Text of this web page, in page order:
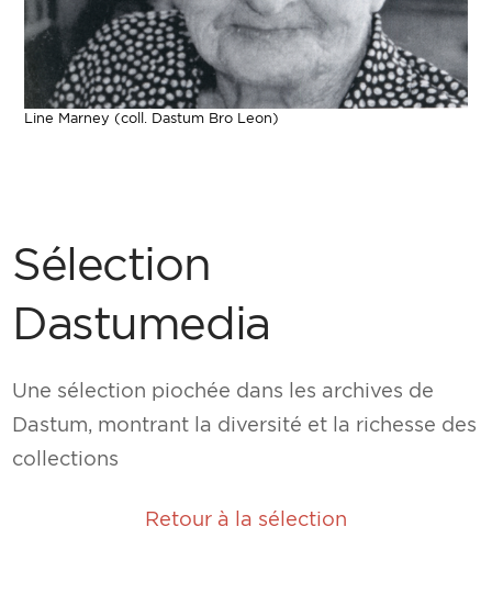
Line Marney (coll. Dastum Bro Leon)
Sélection
Dastumedia
Une sélection piochée dans les archives de
Dastum, montrant la diversité et la richesse des
collections
Retour à la sélection